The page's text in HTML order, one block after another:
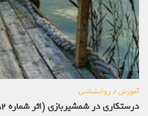
آموزش/ روانشناسی
درستکاری در شمشیربازی (اثر شماره 852)